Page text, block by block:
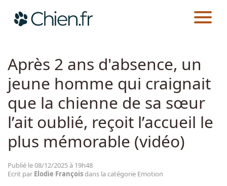
Races
Guides
CHIEN.FR ACTUALITÉS
Après 2 ans d'absence, un
jeune homme qui craignait
que la chienne de sa sœur
l’ait oublié, reçoit l’accueil le
plus mémorable (vidéo)
Publié le 08/12/2025 à 19h48
Ecrit par Elodie Françoisdans la catégorie Emotion